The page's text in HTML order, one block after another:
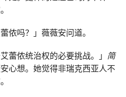
侬吗？」薇薇安问道。
蕾侬统治权的必要挑战。」 简
心想。她觉得非瑞克西亚人不